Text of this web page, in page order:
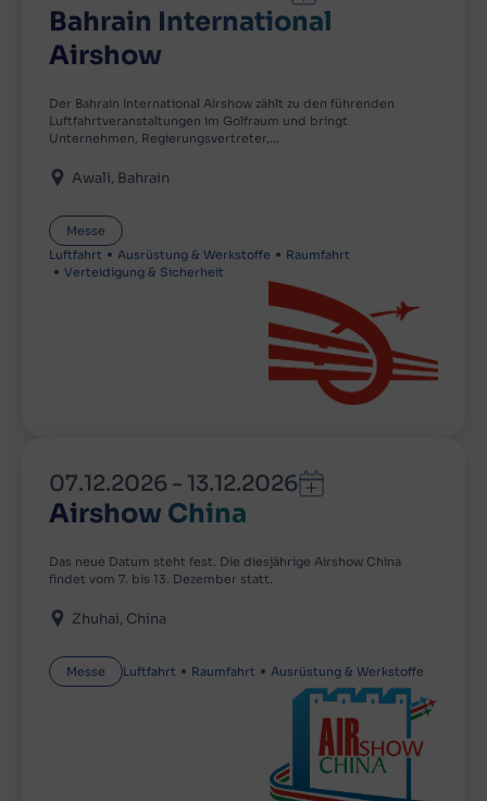
Bahrain International
Airshow
Der Bahrain International Airshow zählt zu den führenden
Luftfahrtveranstaltungen im Golfraum und bringt
Unternehmen, Regierungsvertreter,…
Awali Bahrain
Messe
Luftfahrt
Ausrüstung & Werkstoffe
Raumfahrt
Verteidigung & Sicherheit
07.12.2026 - 13.12.2026
Airshow China
Das neue Datum steht fest. Die diesjährige Airshow China
findet vom 7. bis 13. Dezember statt.
Zhuhai China
Messe Luftfahrt Raumfahrt Ausrüstung & Werkstoffe